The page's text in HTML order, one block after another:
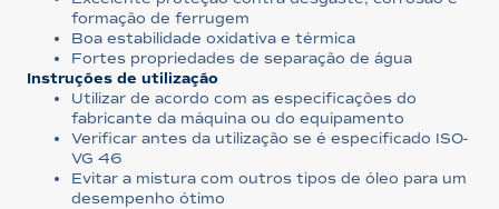
formação de ferrugem
Boa estabilidade oxidativa e térmica
Fortes propriedades de separação de água
Instruções de utilização
Utilizar de acordo com as especificações do
fabricante da máquina ou do equipamento
Verificar antes da utilização se é especificado ISO-
VG 46
Evitar a mistura com outros tipos de óleo para um
desempenho ótimo